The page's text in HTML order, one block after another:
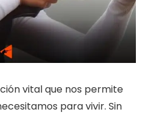
vital que nos permite
para vivir. Sin